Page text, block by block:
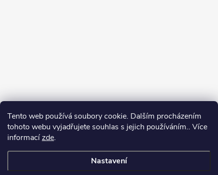
Tento web používá soubory cookie. Dalším procházením
tohoto webu vyjadřujete souhlas s jejich používáním.. Více
informacízde.
Nastavení